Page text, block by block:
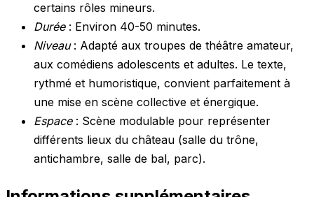
certains rôles mineurs.
Durée: Environ 40-50 minutes.
Niveau: Adapté aux troupes de théâtre amateur,
aux comédiens adolescents et adultes. Le texte,
rythmé et humoristique, convient parfaitement à
une mise en scène collective et énergique.
Espace: Scène modulable pour représenter
différents lieux du château (salle du trône,
antichambre, salle de bal, parc).